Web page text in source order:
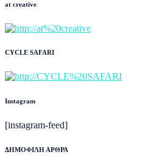
at creative
CYCLE SAFARI
Instagram
[instagram-feed]
ΔΗΜΟΦΙΛΗ ΑΡΘΡΑ